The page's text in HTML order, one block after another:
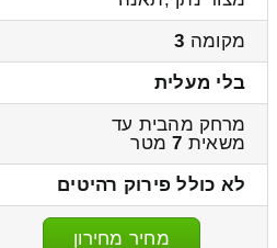
מקומה 3
בלי מעלית
מרחק מהבית עד
משאית 7מטר
לא כולל פירוק רהיטים
מחיר מחירון